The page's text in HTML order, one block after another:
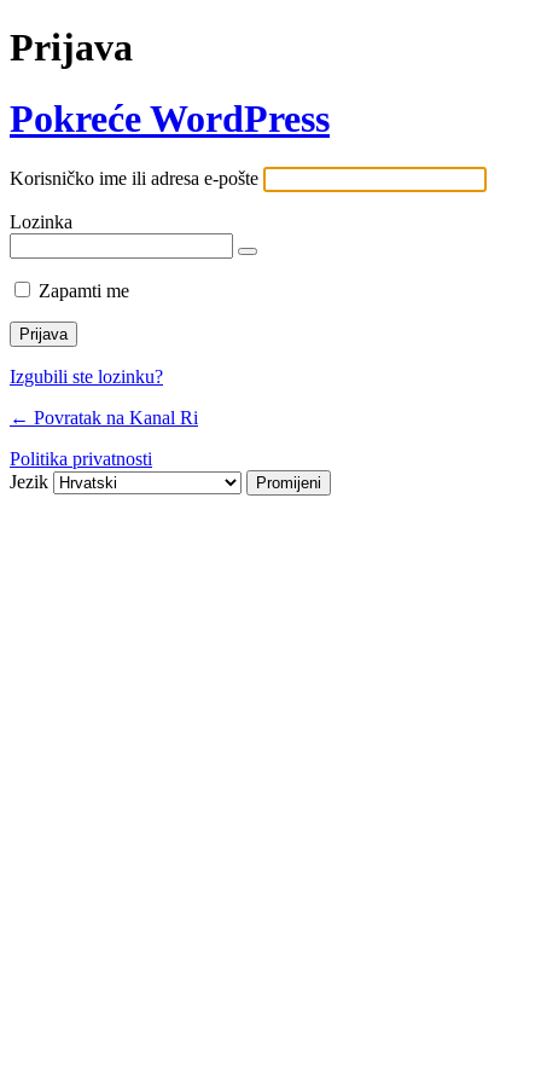
Prijava
Pokreće WordPress
Korisničko ime ili adresa e-pošte
Lozinka
Zapamti me
Izgubili ste lozinku?
← Povratak na Kanal Ri
Politika privatnosti
Jezik